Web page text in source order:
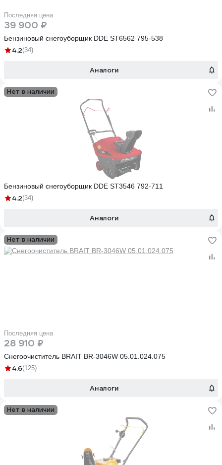
Последняя цена
39 900 ₽
Бензиновый снегоуборщик DDE ST6562 795-538
4.2(34)
Аналоги
Нет в наличии
Бензиновый снегоуборщик DDE ST3546 792-711
4.2(34)
Аналоги
Нет в наличии
Последняя цена
28 910 ₽
Снегоочиститель BRAIT BR-3046W 05.01.024.075
4.6(125)
Аналоги
Нет в наличии